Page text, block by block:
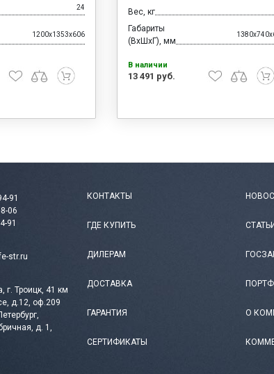
24
1200x1353x606
Вес, кг
Габариты
(ВхШхГ), мм
В наличии
13 491 руб.
91
06
91
str.ru
г. Троицк, 41 км
д.12, оф.209
д. 1,
КОНТАКТЫ
ГДЕ КУПИТЬ
ДИЛЕРАМ
ДОСТАВКА
ГАРАНТИЯ
СЕРТИФИКАТЫ
СТАТЬИ
О